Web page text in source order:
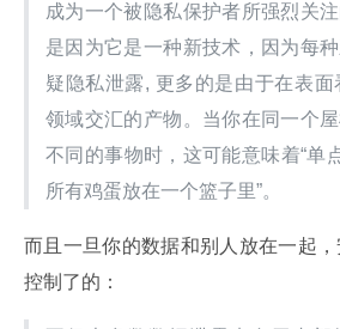
成为一个被隐私保护者所强烈关
是因为它是一种新技术，因为每
疑隐私泄露, 更多的是由于在表
领域交汇的产物。当你在同一个
不同的事物时，这可能意味着“单
所有鸡蛋放在一个篮子里”。
而且一旦你的数据和别人放在一起
控制了的：